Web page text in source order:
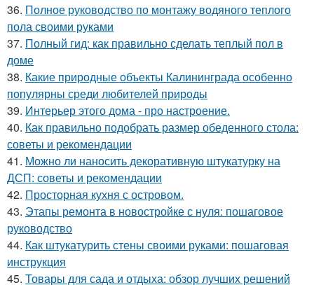
36. Полное руководство по монтажу водяного теплого
пола своими руками
37. Полный гид: как правильно сделать теплый пол в
доме
38. Какие природные объекты Калининграда особенно
популярны среди любителей природы
39. Интерьер этого дома - про настроение.
40. Как правильно подобрать размер обеденного стола:
советы и рекомендации
41. Можно ли наносить декоративную штукатурку на
ДСП: советы и рекомендации
42. Просторная кухня с островом.
43. Этапы ремонта в новостройке с нуля: пошаговое
руководство
44. Как штукатурить стены своими руками: пошаговая
инструкция
45. Товары для сада и отдыха: обзор лучших решений